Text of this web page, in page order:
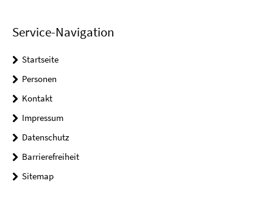
Service-Navigation
Startseite
Personen
Kontakt
Impressum
Datenschutz
Barrierefreiheit
Sitemap